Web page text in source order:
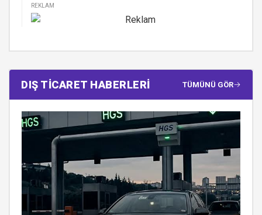
REKLAM
DIŞ TİCARET HABERLERİ TÜMÜNÜ GÖR